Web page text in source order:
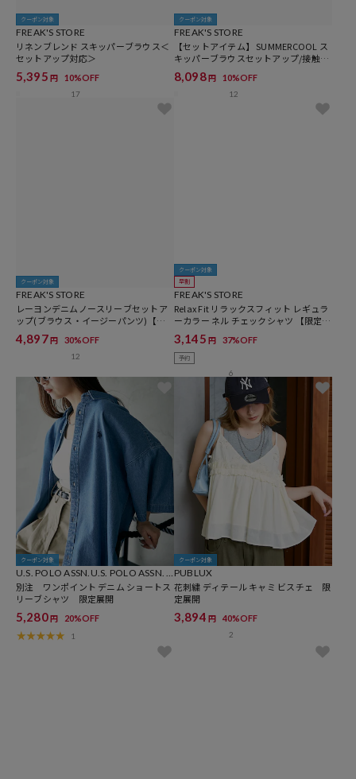
クーポン対象
FREAK'S STORE
リネンブレンド スキッパーブラウス＜
セットアップ対応＞
5,395 円 10%OFF
17
クーポン対象
FREAK'S STORE
【セットアイテム】 SUMMERCOOL ス
キッパーブラウスセットアップ/接触冷
感
8,098円 10%OFF
12
クーポン対象
FREAK'S STORE
レーヨンデニムノースリーブセットア
ップ(ブラウス・イージーパンツ)【限
定展開】
4,897 円 30%OFF
12
クーポン対象
早割
FREAK'S STORE
Relax Fit リラックスフィット レギュラ
ーカラー ネル チェックシャツ 【限定展
開】
3,145 円 37%OFF
予約
6
クーポン対象
U.S. POLO ASSN.U.S. POLO ASSN. ×
PUBLUX
別注 ワンポイント デニム ショートス
リーブシャツ 限定展開
5,280円 20%OFF
1
クーポン対象
PUBLUX
花刺繍 ディテール キャミ ビスチェ 限
定展開
3,894 円 40%OFF
2